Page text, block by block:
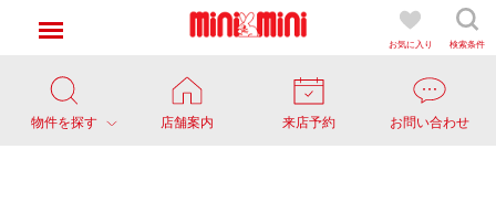
お気に入り 検索条件
物件を探す 店舗案内 来店予約 お問い合わせ